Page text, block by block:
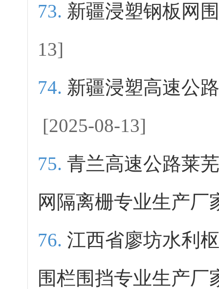
新疆浸塑钢板网
13]
新疆浸塑高速公
[2025-08-13]
青兰高速公路莱
网隔离栅专业生产厂
江西省廖坊水利
围栏围挡专业生产厂